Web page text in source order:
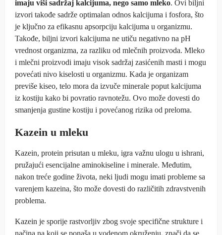
imaju viši sadržaj kalcijuma, nego samo mleko. Ovi biljni
izvori takođe sadrže optimalan odnos kalcijuma i fosfora, što
je ključno za efikasnu apsorpciju kalcijuma u organizmu.
Takođe, biljni izvori kalcijuma ne utiču negativno na pH
vrednost organizma, za razliku od mlečnih proizvoda. Mleko
i mlečni proizvodi imaju visok sadržaj zasićenih masti i mogu
povećati nivo kiselosti u organizmu. Kada je organizam
previše kiseo, telo mora da izvuče minerale poput kalcijuma
iz kostiju kako bi povratio ravnotežu. Ovo može dovesti do
smanjenja gustine kostiju i povećanog rizika od preloma.
Kazein u mleku
Kazein, protein prisutan u mleku, igra važnu ulogu u ishrani,
pružajući esencijalne aminokiseline i minerale. Međutim,
nakon treće godine života, neki ljudi mogu imati probleme sa
varenjem kazeina, što može dovesti do različitih zdravstvenih
problema.
Kazein je sporije rastvorljiv zbog svoje specifične strukture i
načina na koji se ponaša u vodenom okruženju, znači da se